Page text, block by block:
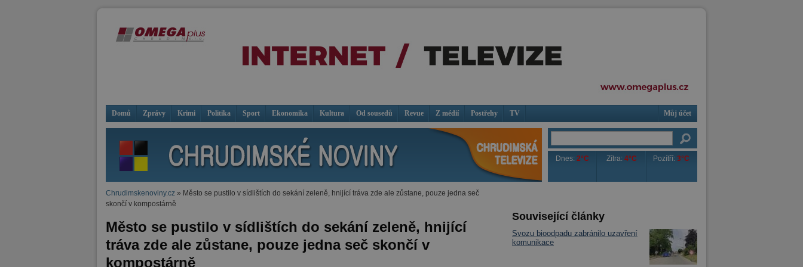
Domů Zprávy Krimi Politika Sport Ekonomika Kultura Od sousedů Revue Z médií Postřehy TV Můj účet
Dnes:2°C Zítra:4°C Pozítří: 3°C
Chrudimskenoviny.cz » Město se pustilo v sídlištích do sekání zeleně, hnijící tráva zde ale zůstane, pouze jedna seč
skončí v kompostárně
Město se pustilo v sídlištích do sekání zeleně, hnijící
tráva zde ale zůstane, pouze jedna seč skončí v
kompostárně
Související články
Svozu bioodpadu zabránilo uzavření
komunikace